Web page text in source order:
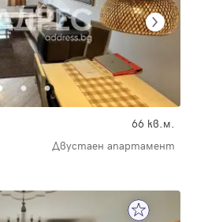
66 кв.м.
Двустаен апартамент